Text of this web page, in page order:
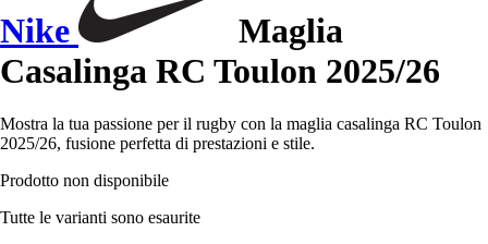
Nike
Maglia
Casalinga RC Toulon 2025/26
Mostra la tua passione per il rugby con la maglia casalinga RC Toulon
2025/26, fusione perfetta di prestazioni e stile.
Prodotto non disponibile
Tutte le varianti sono esaurite